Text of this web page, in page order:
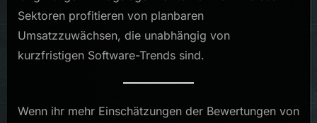
Sektoren profitieren von planbaren
Umsatzzuwächsen, die unabhängig von
kurzfristigen Software-Trends sind.
Wenn ihr mehr Einschätzungen der Bewertungen von